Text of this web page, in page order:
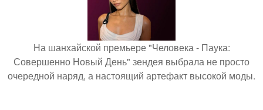
На шанхайской премьере "Человека - Паука:
Совершенно Новый День" зендея выбрала не просто
очередной наряд, а настоящий артефакт высокой моды.